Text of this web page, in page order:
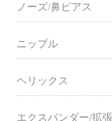
ノーズ/鼻ピアス
ニップル
ヘリックス
エクスパンダー/拡